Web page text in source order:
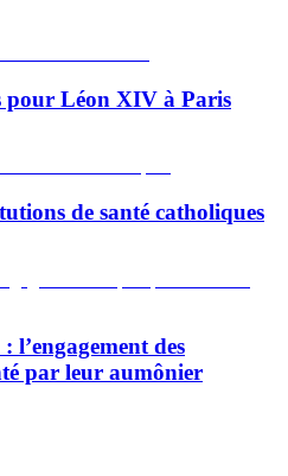
pour Léon XIV à Paris
de santé catholiques
l’engagement des
par leur aumônier